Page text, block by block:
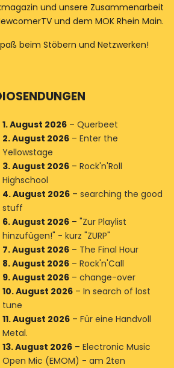
und unsere Zusammenarbeit
und dem MOK Rhein Main.
beim Stöbern und Netzwerken!
1. August 2026– Querbeet
2. August 2026– Enter the
Yellowstage
3. August 2026– Rock'n'Roll
Highschool
4. August 2026– searching the good
stuff
6. August 2026– "Zur Playlist
hinzufügen!" - kurz "ZURP"
7. August 2026– The Final Hour
8. August 2026– Rock'n'Call
9. August 2026– change-over
10. August 2026– In search of lost
tune
11. August 2026– Für eine Handvoll
Metal.
13. August 2026– Electronic Music
Open Mic (EMOM) - am 2ten